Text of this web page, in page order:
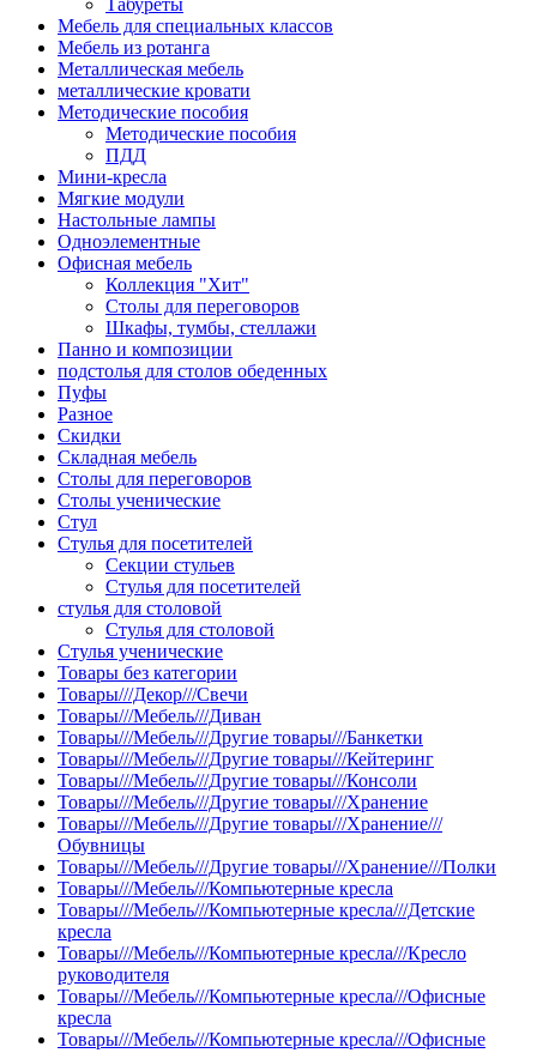
Табуреты
Мебель для специальных классов
Мебель из ротанга
Металлическая мебель
металлические кровати
Методические пособия
Методические пособия
ПДД
Мини-кресла
Мягкие модули
Настольные лампы
Одноэлементные
Офисная мебель
Коллекция "Хит"
Столы для переговоров
Шкафы, тумбы, стеллажи
Панно и композиции
подстолья для столов обеденных
Пуфы
Разное
Скидки
Складная мебель
Столы для переговоров
Столы ученические
Стул
Стулья для посетителей
Секции стульев
Стулья для посетителей
стулья для столовой
Стулья для столовой
Стулья ученические
Товары без категории
Товары///Декор///Свечи
Товары///Мебель///Диван
Товары///Мебель///Другие товары///Банкетки
Товары///Мебель///Другие товары///Кейтеринг
Товары///Мебель///Другие товары///Консоли
Товары///Мебель///Другие товары///Хранение
Товары///Мебель///Другие товары///Хранение///
Обувницы
Товары///Мебель///Другие товары///Хранение///Полки
Товары///Мебель///Компьютерные кресла
Товары///Мебель///Компьютерные кресла///Детские
кресла
Товары///Мебель///Компьютерные кресла///Кресло
руководителя
Товары///Мебель///Компьютерные кресла///Офисные
кресла
Товары///Мебель///Компьютерные кресла///Офисные